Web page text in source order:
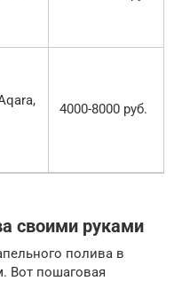
4000-8000 руб.
своими руками
полива в
Вот пошаговая